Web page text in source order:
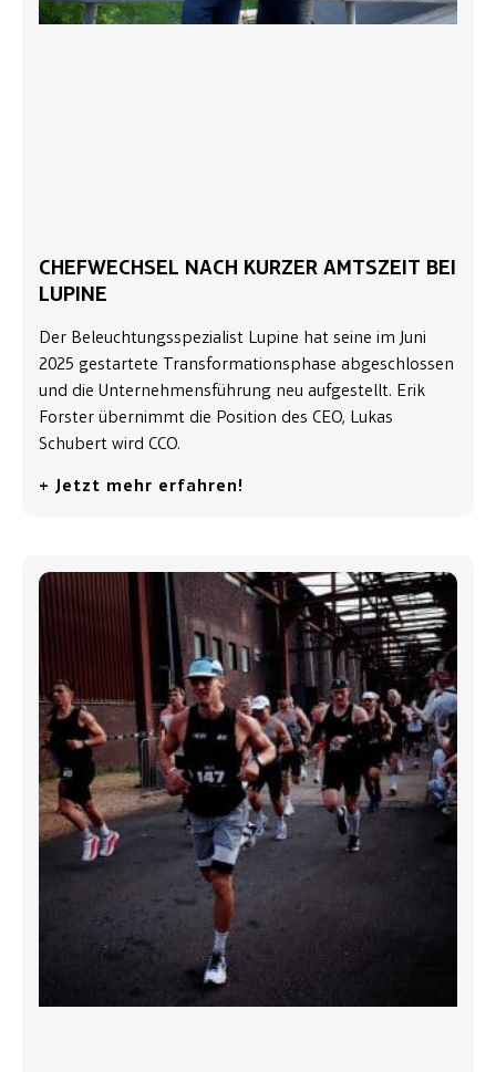
CHEFWECHSEL NACH KURZER AMTSZEIT BEI
LUPINE
Der Beleuchtungsspezialist Lupine hat seine im Juni
2025 gestartete Transformationsphase abgeschlossen
und die Unternehmensführung neu aufgestellt. Erik
Forster übernimmt die Position des CEO, Lukas
Schubert wird CCO.
+ Jetzt mehr erfahren!